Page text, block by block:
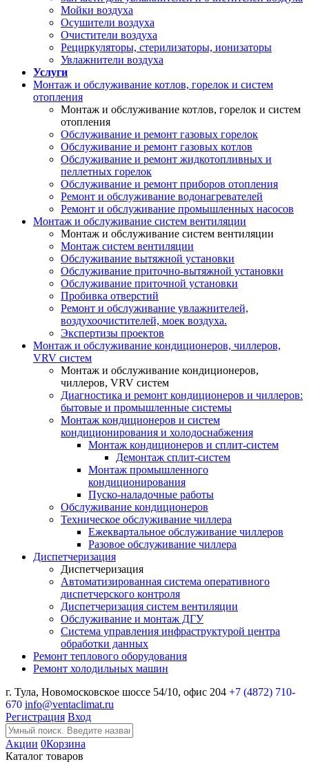
Мойки воздуха
Осушители воздуха
Очистители воздуха
Рециркуляторы, стерилизаторы, ионизаторы
Увлажнители воздуха
Услуги
Монтаж и обслуживание котлов, горелок и систем
отопления
Монтаж и обслуживание котлов, горелок и систем
отопления
Обслуживание и ремонт газовых горелок
Обслуживание и ремонт газовых котлов
Обслуживание и ремонт жидкотопливных и
пеллетных горелок
Обслуживание и ремонт приборов отопления
Ремонт и обслуживание водонагревателей
Ремонт и обслуживание промышленных насосов
Монтаж и обслуживание систем вентиляции
Монтаж и обслуживание систем вентиляции
Монтаж систем вентиляции
Обслуживание вытяжной установки
Обслуживание приточно-вытяжной установки
Обслуживание приточной установки
Пробивка отверстий
Ремонт и обслуживание увлажнителей,
воздухоочистителей, моек воздуха.
Экспертизы проектов
Монтаж и обслуживание кондиционеров, чиллеров,
VRV систем
Монтаж и обслуживание кондиционеров,
чиллеров, VRV систем
Диагностика и ремонт кондиционеров и чиллеров:
бытовые и промышленные системы
Монтаж кондиционеров и систем
кондиционирования и холодоснабжения
Монтаж кондиционеров и сплит-систем
Демонтаж сплит-систем
Монтаж промышленного
кондиционирования
Пуско-наладочные работы
Обслуживание кондиционеров
Техническое обслуживание чиллера
Ежеквартальное обслуживание чиллеров
Разовое обслуживание чиллера
Диспетчеризация
Диспетчеризация
Автоматизированная система оперативного
диспетчерского контроля
Диспетчеризация систем вентиляции
Обслуживание и монтаж ДГУ
Система управления инфраструктурой центра
обработки данных
Ремонт теплового оборудования
Ремонт холодильных машин
г. Тула, Новомосковское шоссе 54/10, офис 204 +7 (4872) 710-
670 info@ventaclimat.ru
Регистрация Вход
Акции 0Корзина
Каталог товаров